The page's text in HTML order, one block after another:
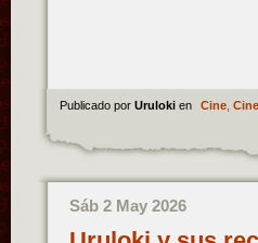
Publicado por Uruloki en Cine,
Sáb 2 May 2026